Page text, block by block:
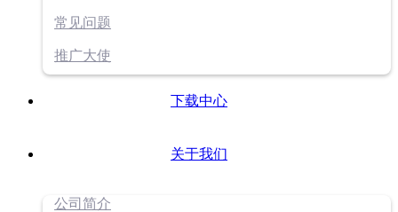
常见问题
推广大使
下载中心
关于我们
公司简介